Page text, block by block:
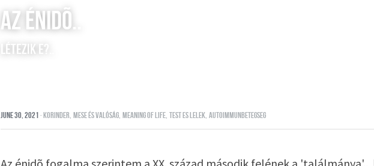
AZ ÉNIDÕ..
LÉTEZIK E?..
June 30, 2021·korinder, mese és valóság, meaning of life, test es lelek, autoimmunbetegseg